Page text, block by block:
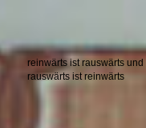
reinwärts ist rauswärts und
rauswärts ist reinwärts